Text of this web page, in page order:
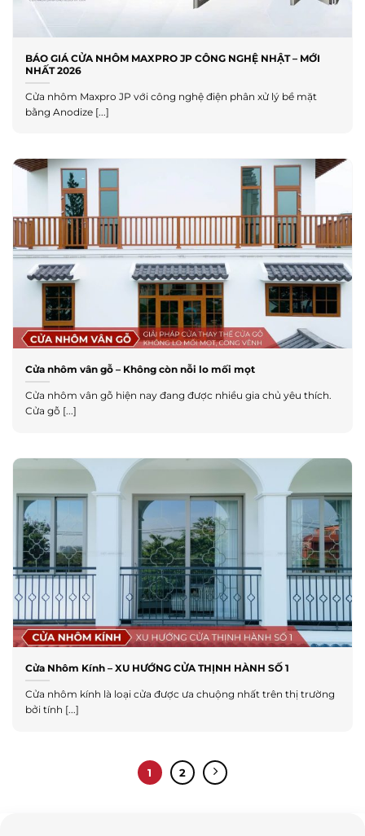
BÁO GIÁ CỬA NHÔM MAXPRO JP CÔNG NGHỆ NHẬT – MỚI
NHẤT 2026
Cửa nhôm Maxpro JP với công nghệ điện phân xử lý bề mặt
bằng Anodize [...]
Cửa nhôm vân gỗ – Không còn nỗi lo mối mọt
Cửa nhôm vân gỗ hiện nay đang được nhiều gia chủ yêu thích.
Cửa gỗ [...]
Cửa Nhôm Kính – XU HƯỚNG CỬA THỊNH HÀNH SỐ 1
Cửa nhôm kính là loại cửa được ưa chuộng nhất trên thị trường
bởi tính [...]
1 2